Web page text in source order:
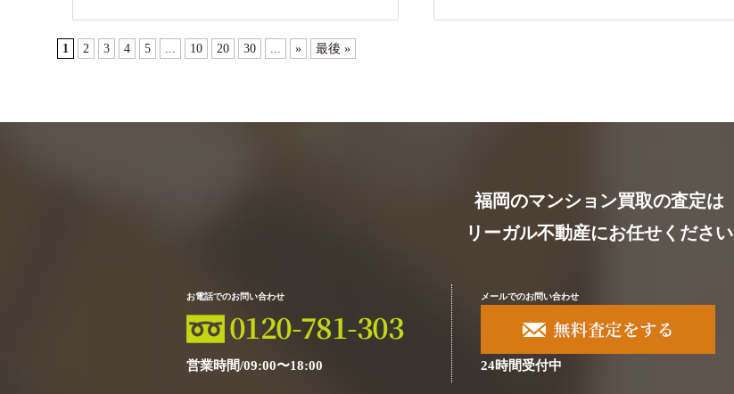
1 2 3 4 5 ... 10 20 30 ... » 最後 »
福岡のマンション買取の査定は
リーガル不動産にお任せください
お電話でのお問い合わせ
営業時間/09:00〜18:00
メールでのお問い合わせ
24時間受付中